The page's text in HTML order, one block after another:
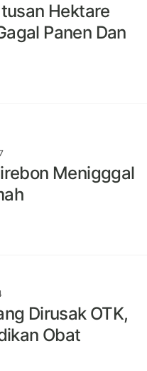
Hektare
Panen Dan
Menigggal
Dirusak OTK,
Obat